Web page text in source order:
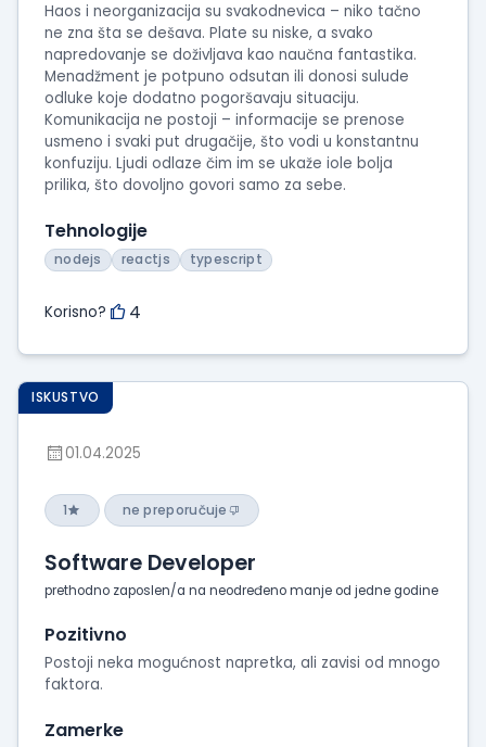
Haos i neorganizacija su svakodnevica – niko tačno
ne zna šta se dešava. Plate su niske, a svako
napredovanje se doživljava kao naučna fantastika.
Menadžment je potpuno odsutan ili donosi sulude
odluke koje dodatno pogoršavaju situaciju.
Komunikacija ne postoji – informacije se prenose
usmeno i svaki put drugačije, što vodi u konstantnu
konfuziju. Ljudi odlaze čim im se ukaže iole bolja
prilika, što dovoljno govori samo za sebe.
Tehnologije
nodejs reactjs typescript
Korisno? 4
ISKUSTVO
01.04.2025
1 ne preporučuje
Software Developer
prethodno zaposlen/a na neodređeno manje od jedne godine
Pozitivno
Postoji neka mogućnost napretka, ali zavisi od mnogo
faktora.
Zamerke